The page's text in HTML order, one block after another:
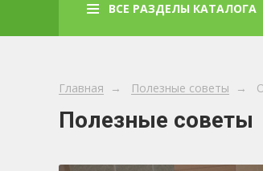
ВСЕ РАЗДЕЛЫ КАТАЛОГА
Главная → Полезные советы →
Полезные советы